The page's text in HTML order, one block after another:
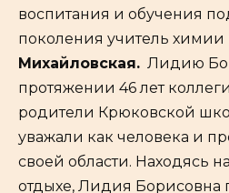
воспитания и обучения
поколения учитель химии
Михайловская. Лидию
протяжении 46 лет
родители Крюковской
уважали как человека и
своей области. Находясь
отдыхе, Лидия Борисовна